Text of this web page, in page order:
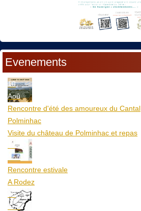
Evenements
10
Aoû
Rencontre d'été des amoureux du Cantal
Polminhac
Visite du château de Polminhac et repas
12
Aoû
Rencontre estivale
A Rodez
23
Aoû